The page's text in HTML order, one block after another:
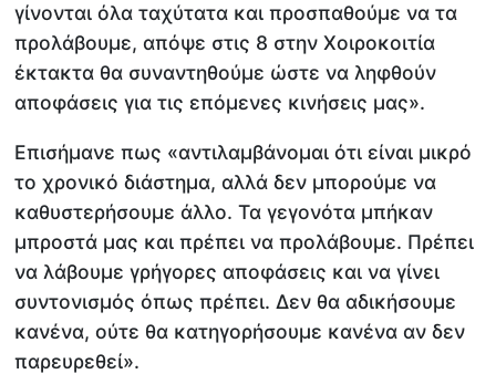
γίνονται όλα ταχύτατα και προσπαθούμε να τα
προλάβουμε, απόψε στις 8 στην Χοιροκοιτία
έκτακτα θα συναντηθούμε ώστε να ληφθούν
αποφάσεις για τις επόμενες κινήσεις μας».
Επισήμανε πως «αντιλαμβάνομαι ότι είναι μικρό
το χρονικό διάστημα, αλλά δεν μπορούμε να
καθυστερήσουμε άλλο. Τα γεγονότα μπήκαν
μπροστά μας και πρέπει να προλάβουμε. Πρέπει
να λάβουμε γρήγορες αποφάσεις και να γίνει
συντονισμός όπως πρέπει. Δεν θα αδικήσουμε
κανένα, ούτε θα κατηγορήσουμε κανένα αν δεν
παρευρεθεί».